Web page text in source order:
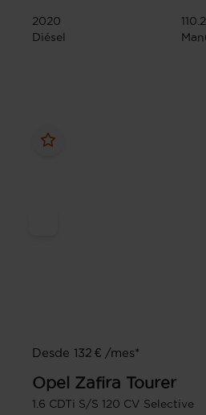
2020
Diésel
Desde 132 € /mes*
Opel Zafira Tourer
1.6 CDTi S/S 120 CV Selective